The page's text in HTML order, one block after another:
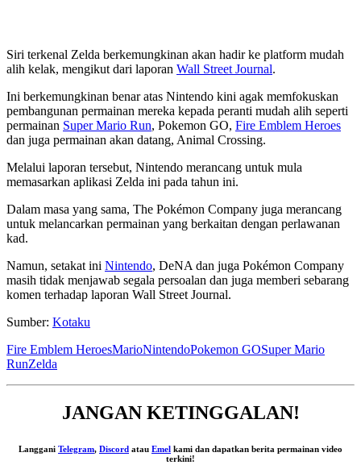
Siri terkenal Zelda berkemungkinan akan hadir ke platform mudah
alih kelak, mengikut dari laporan Wall Street Journal.
Ini berkemungkinan benar atas Nintendo kini agak memfokuskan
pembangunan permainan mereka kepada peranti mudah alih seperti
permainan Super Mario Run, Pokemon GO, Fire Emblem Heroes
dan juga permainan akan datang, Animal Crossing.
Melalui laporan tersebut, Nintendo merancang untuk mula
memasarkan aplikasi Zelda ini pada tahun ini.
Dalam masa yang sama, The Pokémon Company juga merancang
untuk melancarkan permainan yang berkaitan dengan perlawanan
kad.
Namun, setakat ini Nintendo, DeNA dan juga Pokémon Company
masih tidak menjawab segala persoalan dan juga memberi sebarang
komen terhadap laporan Wall Street Journal.
Sumber: Kotaku
Fire Emblem HeroesMarioNintendoPokemon GOSuper Mario
RunZelda
JANGAN KETINGGALAN!
Langgani Telegram, Discord atau Emel kami dan dapatkan berita permainan video
terkini!